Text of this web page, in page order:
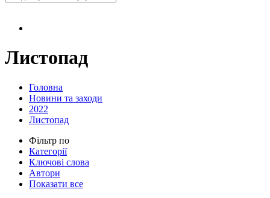
Листопад
Головна
Новини та заходи
2022
Листопад
Фільтр по
Категорії
Ключові слова
Автори
Показати все